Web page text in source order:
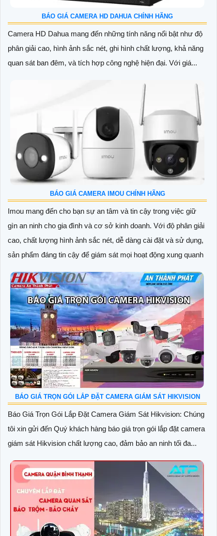
BÁO GIÁ CAMERA HD DAHUA CHÍNH HÃNG
Camera HD Dahua mang đến những tính năng nổi bật như độ
phân giải cao, hình ảnh sắc nét, ghi hình chất lượng, khả năng
quan sát ban đêm, và tích hợp công nghệ hiện đại. Với giá...
BÁO GIÁ CAMERA IMOU CHÍNH HÃNG
Imou mang đến cho bạn sự an tâm và tin cậy trong việc giữ
gìn an ninh cho gia đình và cơ sở kinh doanh. Với độ phân giải
cao, chất lượng hình ảnh sắc nét, dễ dàng cài đặt và sử dụng,
sản phẩm đáng tin cậy để giám sát mọi hoạt động xung quanh
BÁO GIÁ TRỌN GÓI LẮP ĐẶT CAMERA GIÁM SÁT HIKVISION
Báo Giá Trọn Gói Lắp Đặt Camera Giám Sát Hikvision: Chúng
tôi xin gửi đến Quý khách hàng báo giá trọn gói lắp đặt camera
giám sát Hikvision chất lượng cao, đảm bảo an ninh tối đa...